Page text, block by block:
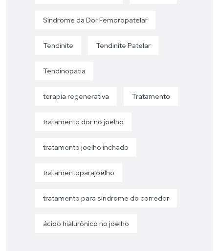
Síndrome da Dor Femoropatelar
Tendinite Tendinite Patelar
Tendinopatia
terapia regenerativa Tratamento
tratamento dor no joelho
tratamento joelho inchado
tratamentoparajoelho
tratamento para síndrome do corredor
ácido hialurônico no joelho